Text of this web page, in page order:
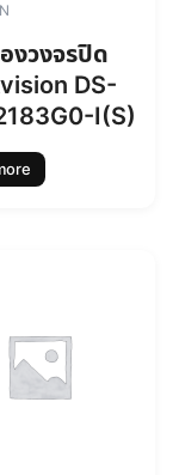
งวงจรปิด
DS-
I(S)